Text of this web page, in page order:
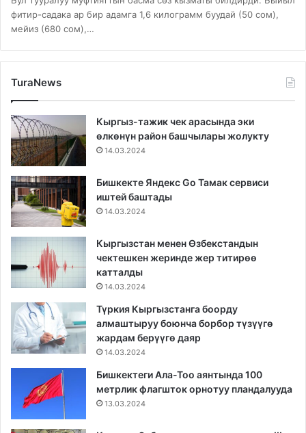
фитир-садака ар бир адамга 1,6 килограмм буудай (50 сом),
мейиз (680 сом),…
TuraNews
Кыргыз-тажик чек арасында эки
өлкөнүн район башчылары жолукту
14.03.2024
Бишкекте Яндекс Go Тамак сервиси
иштей баштады
14.03.2024
Кыргызстан менен Өзбекстандын
чектешкен жеринде жер титирөө
катталды
14.03.2024
Түркия Кыргызстанга боорду
алмаштыруу боюнча борбор түзүүгө
жардам берүүгө даяр
14.03.2024
Бишкектеги Ала-Тоо аянтында 100
метрлик флагшток орнотуу пландалууда
13.03.2024